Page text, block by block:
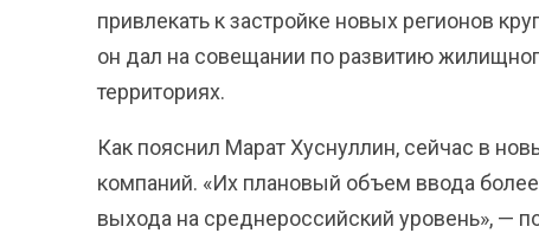
привлекать к застройке новых регионов
он дал на совещании по развитию
территориях.
Как пояснил Марат Хуснуллин, сейчас в
компаний. «Их плановый объем ввода
выхода на среднероссийский уровень», —